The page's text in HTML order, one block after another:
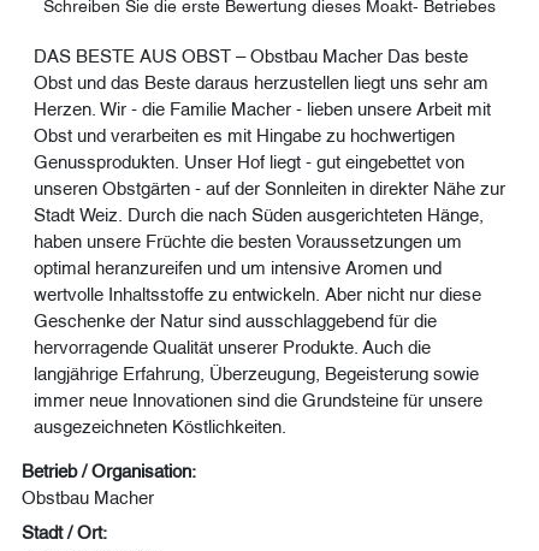
Schreiben Sie die erste Bewertung dieses Moakt- Betriebes
DAS BESTE AUS OBST – Obstbau Macher Das beste
Obst und das Beste daraus herzustellen liegt uns sehr am
Herzen. Wir - die Familie Macher - lieben unsere Arbeit mit
Obst und verarbeiten es mit Hingabe zu hochwertigen
Genussprodukten. Unser Hof liegt - gut eingebettet von
unseren Obstgärten - auf der Sonnleiten in direkter Nähe zur
Stadt Weiz. Durch die nach Süden ausgerichteten Hänge,
haben unsere Früchte die besten Voraussetzungen um
optimal heranzureifen und um intensive Aromen und
wertvolle Inhaltsstoffe zu entwickeln. Aber nicht nur diese
Geschenke der Natur sind ausschlaggebend für die
hervorragende Qualität unserer Produkte. Auch die
langjährige Erfahrung, Überzeugung, Begeisterung sowie
immer neue Innovationen sind die Grundsteine für unsere
ausgezeichneten Köstlichkeiten.
Betrieb / Organisation:
Obstbau Macher
Stadt / Ort: